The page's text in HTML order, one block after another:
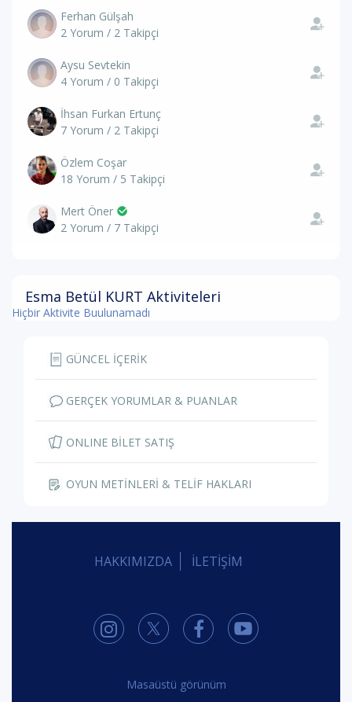
Ferhan Gülşah
2 Yorum / 2 Takipçi
Aysu Sevtekin
4 Yorum / 0 Takipçi
İhsan Furkan Ertunç
7 Yorum / 2 Takipçi
Özlem Coşar
18 Yorum / 5 Takipçi
Mert Öner
2 Yorum / 7 Takipçi
Esma Betül KURT Aktiviteleri
Hiçbir Aktivite Buulunamadı
GÜNCEL İÇERİK
GERÇEK YORUMLAR & PUANLAR
ONLINE BİLET SATIŞ
OYUN METİNLERİ & TELİF HAKLARI
HAKKIMIZDA İLETİŞİM
Masaüstü görünüm